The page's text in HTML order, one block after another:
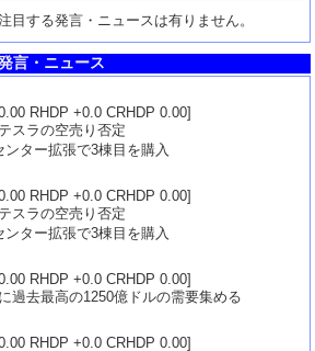
する発言・ニュースは有りません。
言・ニュース
RHDP +0.0 CRHDP 0.00]
スラの空売り否定
ター拡張で3棟目を購入
RHDP +0.0 CRHDP 0.00]
スラの空売り否定
ター拡張で3棟目を購入
RHDP +0.0 CRHDP 0.00]
過去最高の1250億ドルの需要集める
RHDP +0.0 CRHDP 0.00]